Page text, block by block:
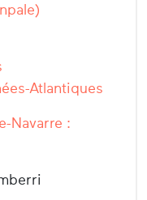
Atlantiques
Navarre :